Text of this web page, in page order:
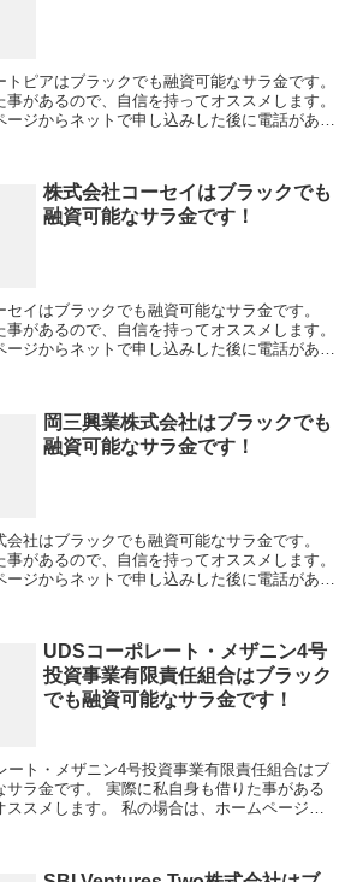
ピアはブラックでも融資可能なサラ金です。
があるので、自信を持ってオススメします。
ージからネットで申し込みした後に電話があ
株式会社コーセイはブラックでも
融資可能なサラ金です！
イはブラックでも融資可能なサラ金です。
があるので、自信を持ってオススメします。
ージからネットで申し込みした後に電話があ
岡三興業株式会社はブラックでも
融資可能なサラ金です！
社はブラックでも融資可能なサラ金です。
があるので、自信を持ってオススメします。
ージからネットで申し込みした後に電話があ
UDSコーポレート・メザニン4号
投資事業有限責任組合はブラック
でも融資可能なサラ金です！
ート・メザニン4号投資事業有限責任組合はブ
サラ金です。 実際に私自身も借りた事がある
ススメします。 私の場合は、ホームページか